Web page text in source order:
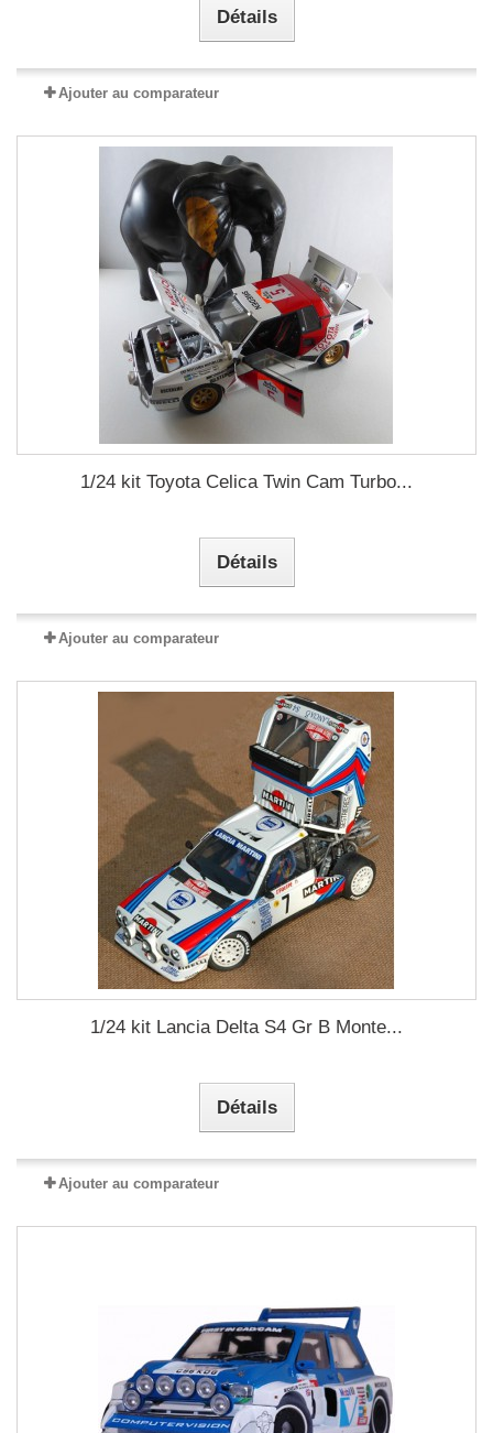
Détails
Ajouter au comparateur
1/24 kit Toyota Celica Twin Cam Turbo...
Détails
Ajouter au comparateur
1/24 kit Lancia Delta S4 Gr B Monte...
Détails
Ajouter au comparateur